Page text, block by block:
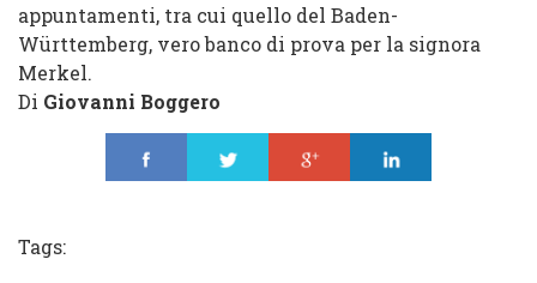
appuntamenti, tra cui quello del Baden-
Württemberg, vero banco di prova per la signora
Merkel.
Di Giovanni Boggero
Tags: